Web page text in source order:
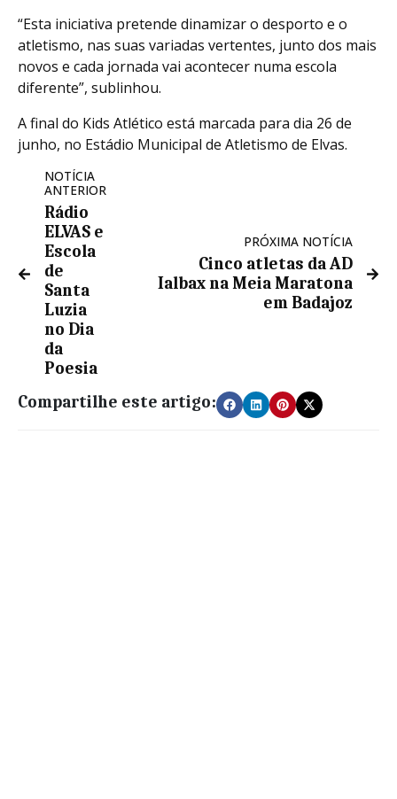
“Esta iniciativa pretende dinamizar o desporto e o
atletismo, nas suas variadas vertentes, junto dos mais
novos e cada jornada vai acontecer numa escola
diferente”, sublinhou.
A final do Kids Atlético está marcada para dia 26 de
junho, no Estádio Municipal de Atletismo de Elvas.
NOTÍCIA
ANTERIOR
Rádio
ELVAS e
Escola
de
Santa
Luzia
no Dia
da
Poesia
PRÓXIMA NOTÍCIA
Cinco atletas da AD
Ialbax na Meia Maratona
em Badajoz
Compartilhe este artigo: